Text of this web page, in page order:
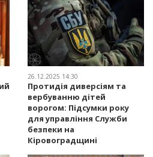
26.12.2025 14:30
Протидія диверсіям та
вербуванню дітей
ворогом: Підсумки року
для управління Служби
безпеки на
Кіровоградщині